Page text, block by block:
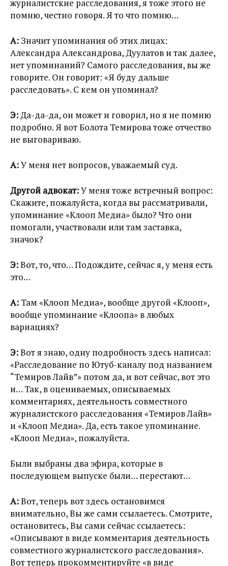
журналистские расследования, я тоже этого не
помню, честно говоря. Я то что помню…
А: Значит упоминания об этих лицах:
Александра Александрова, Дуулатов и так далее,
нет упоминаний? Самого расследования, вы же
говорите. Он говорит: «Я буду дальше
расследовать». С кем он упоминал?
Э:Да-да-да, он может и говорил, но я не помню
подробно. Я вот Болота Темирова тоже отчество
не выговариваю.
А:У меня нет вопросов, уважаемый суд.
Другой адвокат:У меня тоже встречный вопрос:
Скажите, пожалуйста, когда вы рассматривали,
упоминание «Клооп Медиа» было? Что они
помогали, участвовали или там заставка,
значок?
Э:Вот, то, что… Подождите, сейчас я, у меня есть
это…
А: Там «Клооп Медиа», вообще другой «Клооп»,
вообще упоминание «Клоопа» в любых
вариациях?
Э:Вот я знаю, одну подробность здесь написал:
«Расследование по Ютуб-каналу под названием
“Темиров Лайв”» потом да, и вот сейчас, вот это
и… Так, в оцениваемых, описываемых
комментариях, деятельность совместного
журналистского расследования «Темиров Лайв»
и «Клооп Медиа». Да, есть такое упоминание.
«Клооп Медиа», пожалуйста.
Были выбраны два эфира, которые в
последующем выпуске были… перестают…
А:Вот, теперь вот здесь остановимся
внимательно, Вы же сами ссылаетесь. Смотрите,
остановитесь, Вы сами сейчас ссылаетесь:
«Описывают в виде комментария деятельность
совместного журналистского расследования».
Вот теперь прокомментируйте «в виде